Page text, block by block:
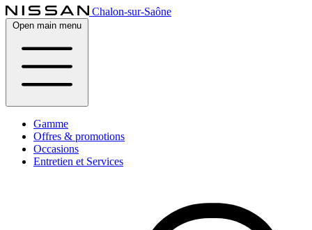
Chalon-sur-Saône
Open main menu
Gamme
Offres & promotions
Occasions
Entretien et Services